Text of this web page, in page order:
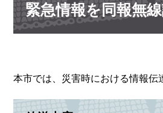
文 緊急情報を同報無
本市では、災害時における情報伝